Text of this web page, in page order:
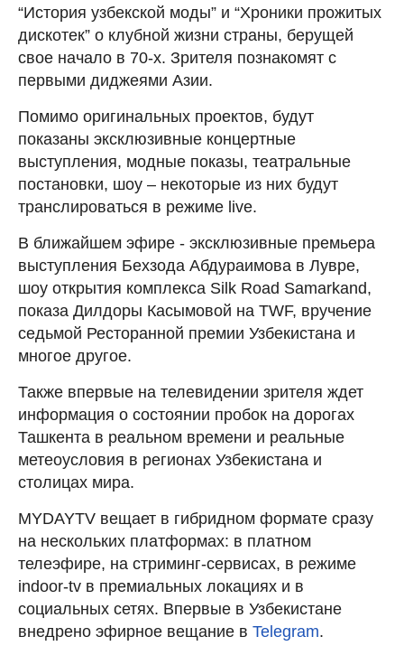
“История узбекской моды” и “Хроники прожитых
дискотек” о клубной жизни страны, берущей
свое начало в 70-х. Зрителя познакомят с
первыми диджеями Азии.
Помимо оригинальных проектов, будут
показаны эксклюзивные концертные
выступления, модные показы, театральные
постановки, шоу – некоторые из них будут
транслироваться в режиме live.
В ближайшем эфире - эксклюзивные премьера
выступления Бехзода Абдураимова в Лувре,
шоу открытия комплекса Silk Road Samarkand,
показа Дилдоры Касымовой на TWF, вручение
седьмой Ресторанной премии Узбекистана и
многое другое.
Также впервые на телевидении зрителя ждет
информация о состоянии пробок на дорогах
Ташкента в реальном времени и реальные
метеоусловия в регионах Узбекистана и
столицах мира.
MYDAYTV вещает в гибридном формате сразу
на нескольких платформах: в платном
телеэфире, на стриминг-сервисах, в режиме
indoor-tv в премиальных локациях и в
социальных сетях. Впервые в Узбекистане
внедрено эфирное вещание в Telegram.